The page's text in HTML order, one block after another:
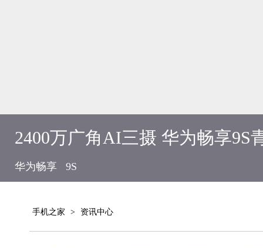
2400万广角AI三摄 华为畅享9S
华为畅享 9S
手机之家 > 资讯中心